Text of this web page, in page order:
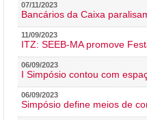
07/11/2023
Bancários da Caixa
11/09/2023
ITZ: SEEB-MA promove
06/09/2023
I Simpósio contou com
06/09/2023
Simpósio define meios de